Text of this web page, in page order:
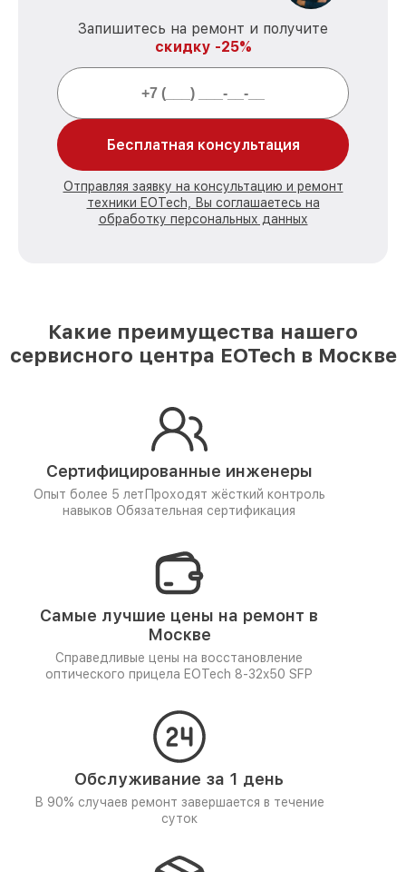
Запишитесь на ремонт и получите
скидку -25%
Бесплатная консультация
Отправляя заявку на консультацию и ремонт
техники EOTech, Вы соглашаетесь на
обработку персональных данных
Какие преимущества нашего
сервисного центра EOTech в Москве
Сертифицированные инженеры
Опыт более 5 лет Проходят жёсткий контроль
навыков Обязательная сертификация
Самые лучшие цены на ремонт в
Москве
Справедливые цены на восстановление
оптического прицела EOTech 8-32x50 SFP
Обслуживание за 1 день
В 90% случаев ремонт завершается в течение
суток